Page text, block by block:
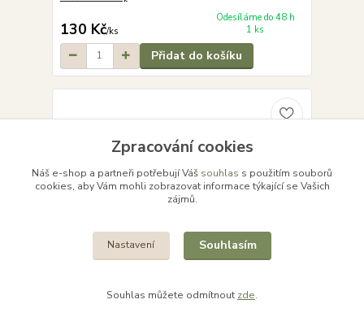
130 Kč/ks
Odesíláme do 48 h
1 ks
Přidat do košíku
Zpracování cookies
Náš e-shop a partneři potřebují Váš souhlas s použitím souborů
cookies, aby Vám mohli zobrazovat informace týkající se Vašich
zájmů.
Nastavení Souhlasím
Souhlas můžete odmítnout zde.